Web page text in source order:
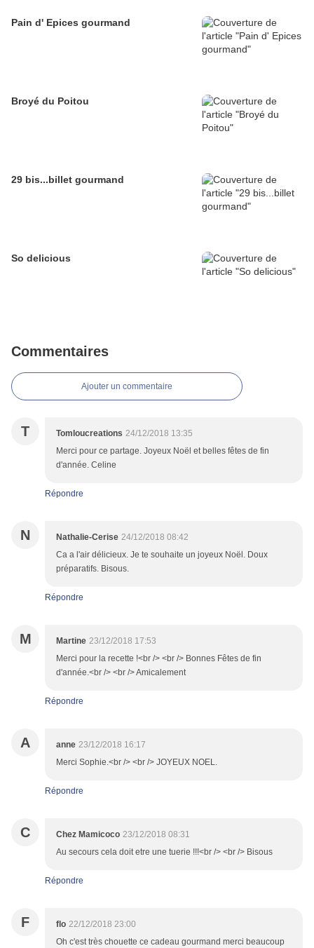
Pain d' Epices gourmand
Broyé du Poitou
29 bis...billet gourmand
So delicious
Commentaires
Ajouter un commentaire
T Tomloucreations 24/12/2018 13:35
Merci pour ce partage. Joyeux Noël et belles fêtes de fin
d'année. Celine
Répondre
N Nathalie-Cerise 24/12/2018 08:42
Ca a l'air délicieux. Je te souhaite un joyeux Noël. Doux
préparatifs. Bisous.
Répondre
M Martine 23/12/2018 17:53
Merci pour la recette !<br /> <br /> Bonnes Fêtes de fin
d'année.<br /> <br /> Amicalement
Répondre
A anne 23/12/2018 16:17
Merci Sophie.<br /> <br /> JOYEUX NOEL.
Répondre
C Chez Mamicoco 23/12/2018 08:31
Au secours cela doit etre une tuerie !!!<br /> <br /> Bisous
Répondre
F flo 22/12/2018 23:00
Oh c'est très chouette ce cadeau gourmand merci beaucoup